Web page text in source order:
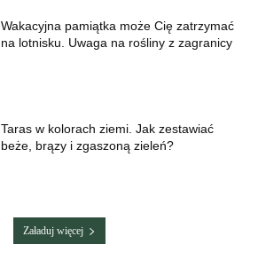
Wakacyjna pamiątka może Cię zatrzymać
na lotnisku. Uwaga na rośliny z zagranicy
Taras w kolorach ziemi. Jak zestawiać
beże, brązy i zgaszoną zieleń?
Załaduj więcej